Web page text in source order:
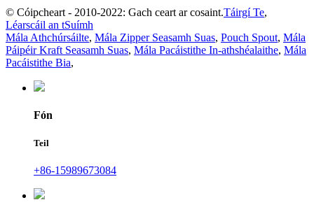
© Cóipcheart - 2010-2022: Gach ceart ar cosaint.Táirgí Te,
Léarscáil an tSuímh
Mála Athchúrsáilte, Mála Zipper Seasamh Suas, Pouch Spout, Mála
Páipéir Kraft Seasamh Suas, Mála Pacáistithe In-athshéalaithe, Mála
Pacáistithe Bia,
Fón
Teil
+86-15989673084